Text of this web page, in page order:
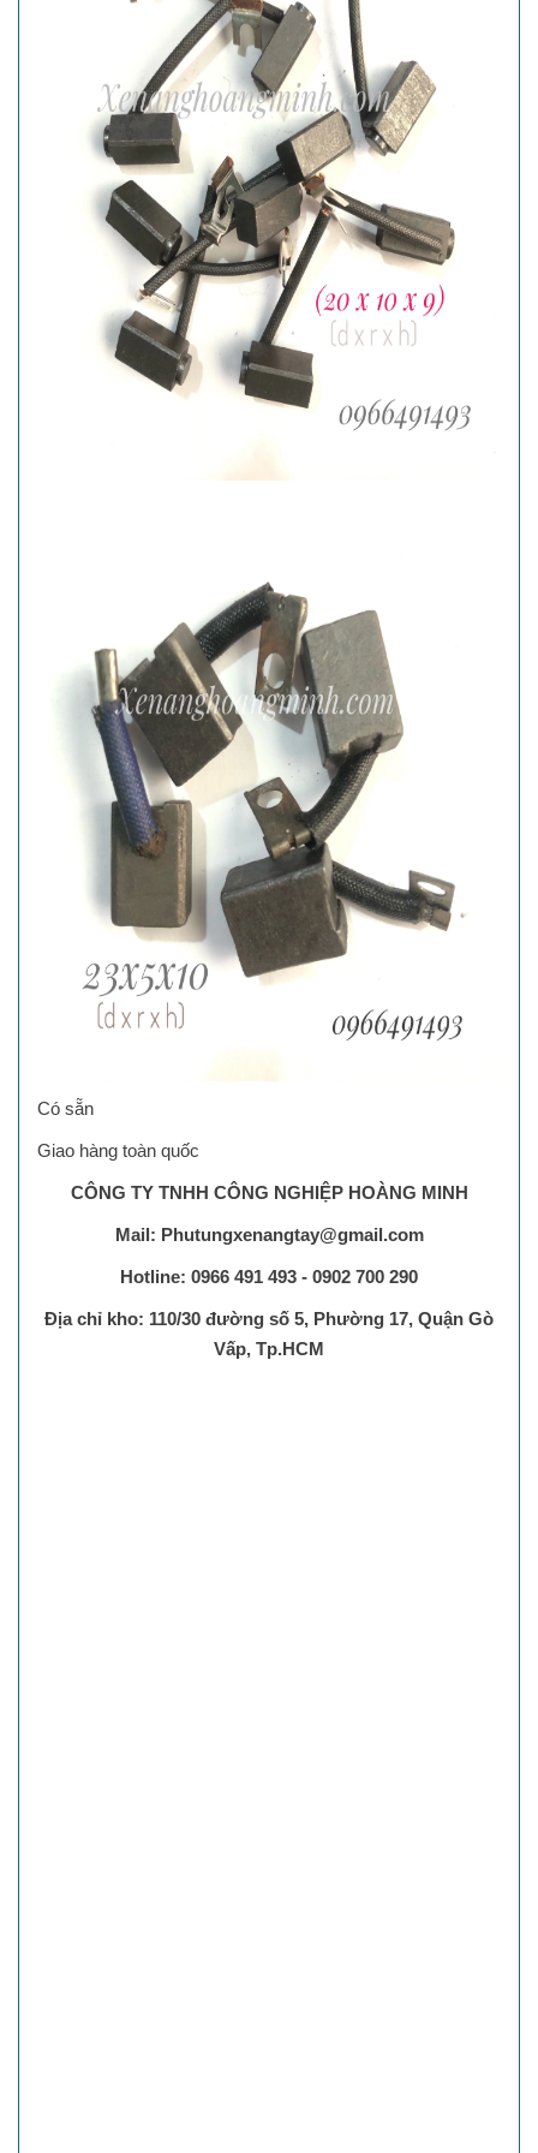
Có sẵn
Giao hàng toàn quốc
CÔNG TY TNHH CÔNG NGHIỆP HOÀNG MINH
Mail: Phutungxenangtay@gmail.com
Hotline: 0966 491 493 - 0902 700 290
Địa chỉ kho: 110/30 đường số 5, Phường 17, Quận Gò
Vấp, Tp.HCM